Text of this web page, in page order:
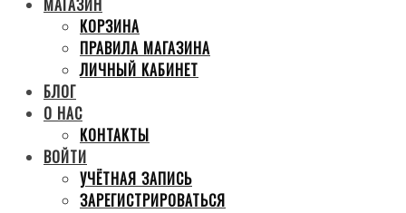
МАГАЗИН
КОРЗИНА
ПРАВИЛА МАГАЗИНА
ЛИЧНЫЙ КАБИНЕТ
БЛОГ
О НАС
КОНТАКТЫ
ВОЙТИ
УЧЁТНАЯ ЗАПИСЬ
ЗАРЕГИСТРИРОВАТЬСЯ